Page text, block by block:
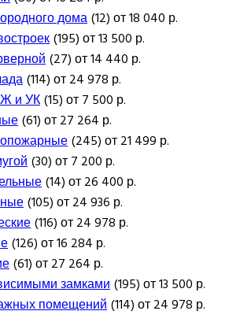
дома(12) от 18 040 р.
(195) от 13 500 р.
(27) от 14 440 р.
(114) от 24 978 р.
и УК(15) от 7 500 р.
(61) от 27 264 р.
(245) от 21 499 р.
(30) от 7 200 р.
(14) от 26 400 р.
(105) от 24 936 р.
(116) от 24 978 р.
(126) от 16 284 р.
(61) от 27 264 р.
замками(195) от 13 500 р.
помещений(114) от 24 978 р.